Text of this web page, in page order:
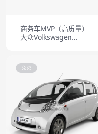
商务车MVP（高质量）
大众Volkswagen
免费